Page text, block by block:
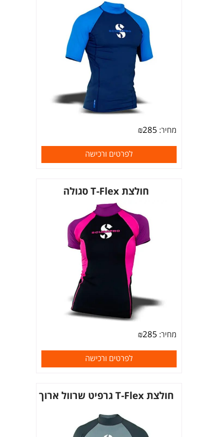
מחיר: ₪285
לפרטים ורכישה
חולצת T-Flex סגולה
מחיר: ₪285
לפרטים ורכישה
חולצת T-Flex גרפיט שרוול ארוך